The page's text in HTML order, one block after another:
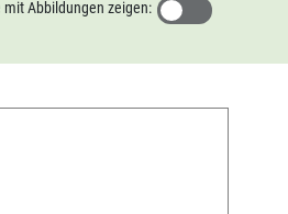
mit Abbildungen zeigen: